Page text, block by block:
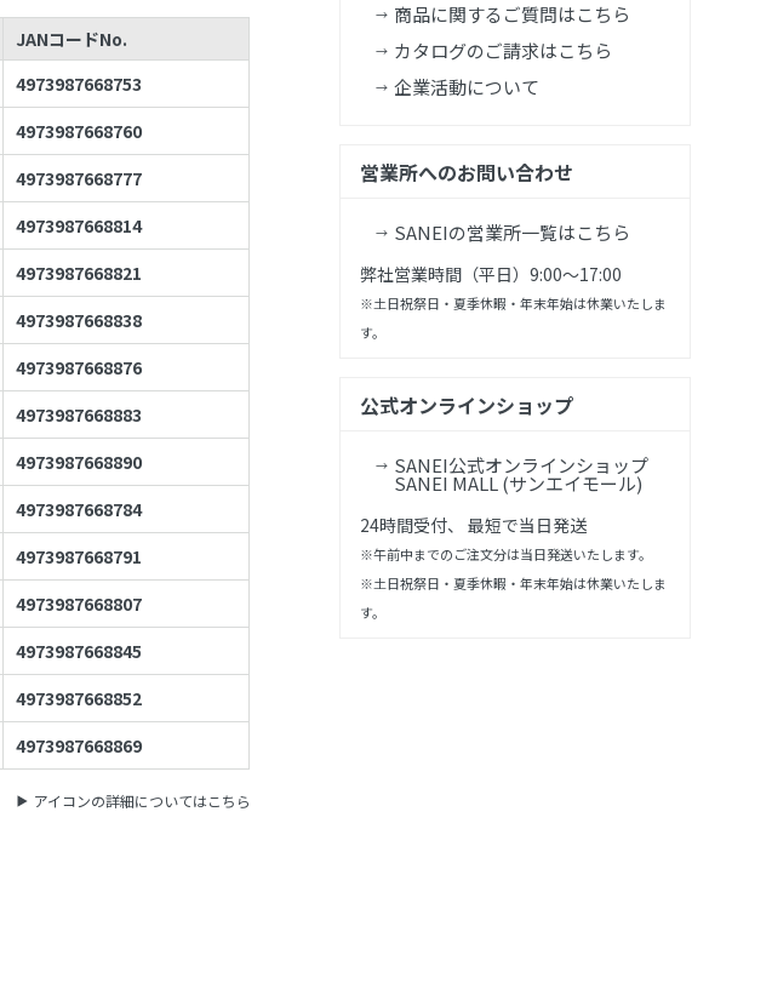
JANコードNo.
4973987668753
4973987668760
4973987668777
4973987668814
4973987668821
4973987668838
4973987668876
4973987668883
4973987668890
4973987668784
4973987668791
4973987668807
4973987668845
4973987668852
4973987668869
アイコンの詳細についてはこちら
商品に関するご質問はこちら
カタログのご請求はこちら
企業活動について
営業所へのお問い合わせ
SANEIの営業所一覧はこちら
弊社営業時間（平日）9:00～17:00
※土日祝祭日・夏季休暇・年末年始は休業いたしま
す。
公式オンラインショップ
SANEI公式オンラインショップ
SANEI MALL (サンエイモール)
24時間受付、 最短で当日発送
※午前中までのご注文分は当日発送いたします。
※土日祝祭日・夏季休暇・年末年始は休業いたしま
す。